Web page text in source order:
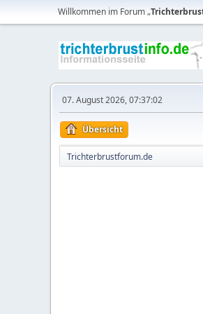
Willkommen im Forum „
07. August 2026, 07:37:02
Übersicht
Trichterbrustforum.de